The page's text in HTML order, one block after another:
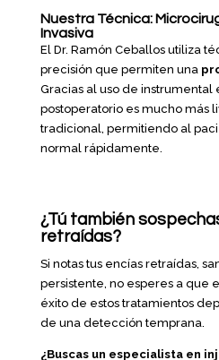
Nuestra Técnica:
Invasiva
El Dr. Ramón Ceballos utiliza
precisión que permiten una
Gracias al uso de instrumental
postoperatorio es mucho más
tradicional, permitiendo al
normal rápidamente.
¿Tú también
retraídas?
Si notas tus encías retraídas,
persistente, no esperes a que
éxito de estos tratamientos
de una detección temprana.
¿Buscas un especialista en